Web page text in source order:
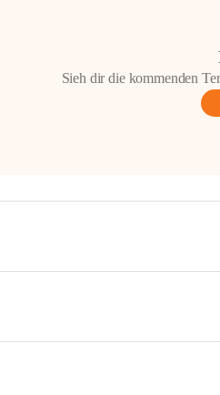
Sieh dir die kommenden